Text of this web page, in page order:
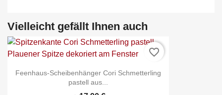
Vielleicht gefällt Ihnen auch
Feenhaus-Scheibenhänger Cori Schmetterling
pastell aus...
favorite_border